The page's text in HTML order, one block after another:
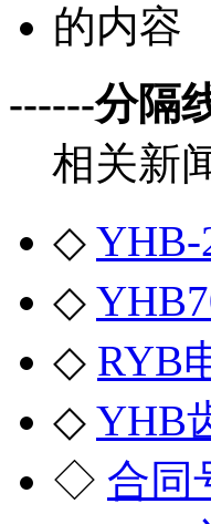
的内容
------分隔
相关新
◇ YHB-
◇
◇ RYB
◇ YHB
◇ 合同